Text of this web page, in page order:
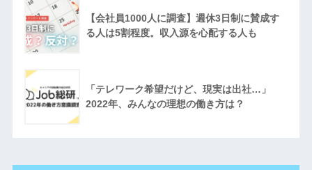
【会社員1000人に調査】週休3日制に賛成す
る人は5割程度。収入源を心配する人も
「テレワーク希望だけど、現実は出社…」
2022年、みんなの理想の働き方は？